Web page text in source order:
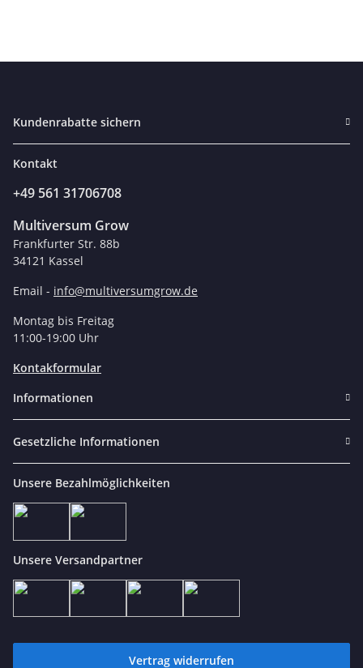
Kundenrabatte sichern
Kontakt
+49 561 31706708
Multiversum Grow
Frankfurter Str. 88b
34121 Kassel
Email - info@multiversumgrow.de
Montag bis Freitag
11:00-19:00 Uhr
Kontakformular
Informationen
Gesetzliche Informationen
Unsere Bezahlmöglichkeiten
Unsere Versandpartner
Vertrag widerrufen